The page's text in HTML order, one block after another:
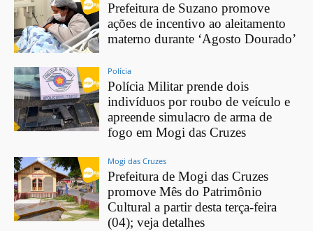
Prefeitura de Suzano promove
ações de incentivo ao aleitamento
materno durante ‘Agosto Dourado’
Polícia
Polícia Militar prende dois
indivíduos por roubo de veículo e
apreende simulacro de arma de
fogo em Mogi das Cruzes
Mogi das Cruzes
Prefeitura de Mogi das Cruzes
promove Mês do Patrimônio
Cultural a partir desta terça-feira
(04); veja detalhes